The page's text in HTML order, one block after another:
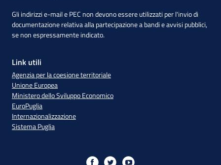
Gli indirizzi e-mail e PEC non devono essere utilizzati per l'invio di
documentazione relativa alla partecipazione a bandi e avvisi pubblici,
se non espressamente indicato.
Link utili
Agenzia per la coesione territoriale
Unione Europea
Ministero dello Sviluppo Economico
EuroPuglia
Internazionalizzazione
Sistema Puglia